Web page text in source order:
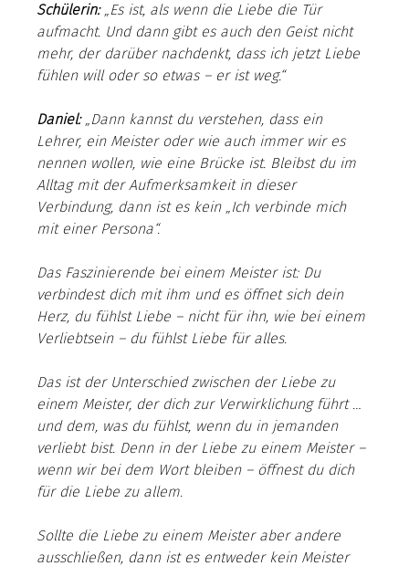
Schülerin: „Es ist, als wenn die Liebe die Tür
aufmacht. Und dann gibt es auch den Geist nicht
mehr, der darüber nachdenkt, dass ich jetzt Liebe
fühlen will oder so etwas – er ist weg.“
Daniel: „Dann kannst du verstehen, dass ein
Lehrer, ein Meister oder wie auch immer wir es
nennen wollen, wie eine Brücke ist. Bleibst du im
Alltag mit der Aufmerksamkeit in dieser
Verbindung, dann ist es kein „Ich verbinde mich
mit einer Persona“.
Das Faszinierende bei einem Meister ist: Du
verbindest dich mit ihm und es öffnet sich dein
Herz, du fühlst Liebe – nicht für ihn, wie bei einem
Verliebtsein – du fühlst Liebe für alles.
Das ist der Unterschied zwischen der Liebe zu
einem Meister, der dich zur Verwirklichung führt …
und dem, was du fühlst, wenn du in jemanden
verliebt bist. Denn in der Liebe zu einem Meister –
wenn wir bei dem Wort bleiben – öffnest du dich
für die Liebe zu allem.
Sollte die Liebe zu einem Meister aber andere
ausschließen, dann ist es entweder kein Meister